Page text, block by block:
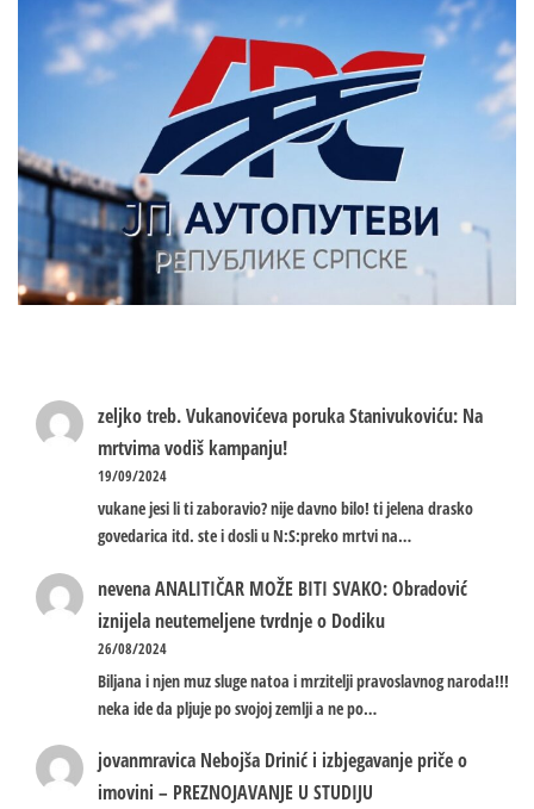
zeljko treb.Vukanovićeva poruka Stanivukoviću: Na
mrtvima vodiš kampanju!
19/09/2024
vukane jesi li ti zaboravio? nije davno bilo! ti jelena drasko
govedarica itd. ste i dosli u N:S:preko mrtvi na…
nevenaANALITIČAR MOŽE BITI SVAKO: Obradović
iznijela neutemeljene tvrdnje o Dodiku
26/08/2024
Biljana i njen muz sluge natoa i mrzitelji pravoslavnog naroda!!!
neka ide da pljuje po svojoj zemlji a ne po…
jovanmravica Nebojša Drinić i izbjegavanje priče o
imovini – PREZNOJAVANJE U STUDIJU